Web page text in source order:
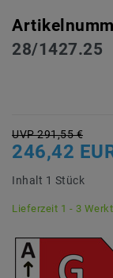
28/1427.25
UVP 291,55 €
246,42
Inhalt 1 Stück
Lieferzeit 1 - 3